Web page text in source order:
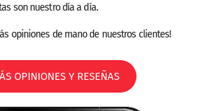
son nuestro día a día.
opiniones de mano de nuestros clientes!
OPINIONES Y RESEÑAS